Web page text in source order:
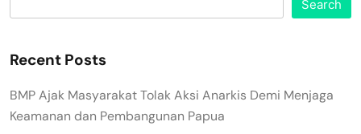
Search
Recent Posts
BMP Ajak Masyarakat Tolak Aksi Anarkis Demi Menjaga
Keamanan dan Pembangunan Papua